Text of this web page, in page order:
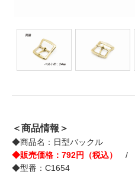
＜商品情報＞
◆商品名：日型バックル
◆販売価格：792円（税込）
/
◆型番：C1654